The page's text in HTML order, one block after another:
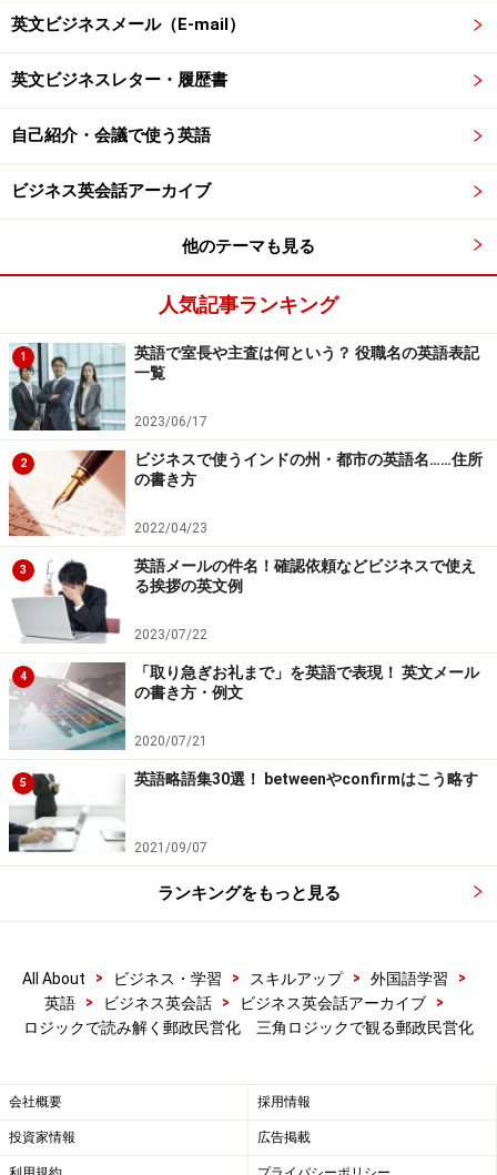
う、「推論」でした。
ず郵政民営化ありき、という仮説は、それなりに説得力
のあるものであるといえます。
また、その「仮説」を仮に真とするためには、「証拠」
「推論」を展開する必要があります。
次にそれをロジッ
※記事内容は執筆時点のものです。最新の内容をご確認くださ
い。
英文ビジネスメール（E-mail）
英文ビジネスレター・履歴書
自己紹介・会議で使う英語
ビジネス英会話アーカイブ
他のテーマも見る
人気記事ランキング
1
英語で室長や主査は何という？ 役職名の英語表記
一覧
2023/06/17
2
ビジネスで使うインドの州・都市の英語名……住所
の書き方
2022/04/23
3
英語メールの件名！確認依頼などビジネスで使え
る挨拶の英文例
2023/07/22
4
「取り急ぎお礼まで」を英語で表現！ 英文メール
の書き方・例文
2020/07/21
5 英語略語集30選！ betweenやconfirmはこう略す
2021/09/07
ランキングをもっと見る
All About > ビジネス・学習 > スキルアップ > 外国語学習
>
英語
> ビジネス英会話 > ビジネス英会話アーカイブ
>
ロジックで読み解く郵政民営化 三角ロジックで観る郵政民営化
会社概要 採用情報
投資家情報 広告掲載